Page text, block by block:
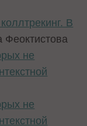
В
не
не